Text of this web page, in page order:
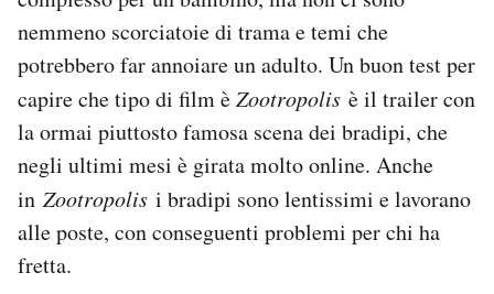
nemmeno scorciatoie di trama e temi che
potrebbero far annoiare un adulto. Un buon test per
capire che tipo di film èZootropolis è il trailer con
la ormai piuttosto famosa scena dei bradipi, che
negli ultimi mesi è girata molto online. Anche
in Zootropolis i bradipi sono lentissimi e lavorano
alle poste, con conseguenti problemi per chi ha
fretta.